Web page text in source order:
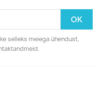
selleks meiega ühendust,